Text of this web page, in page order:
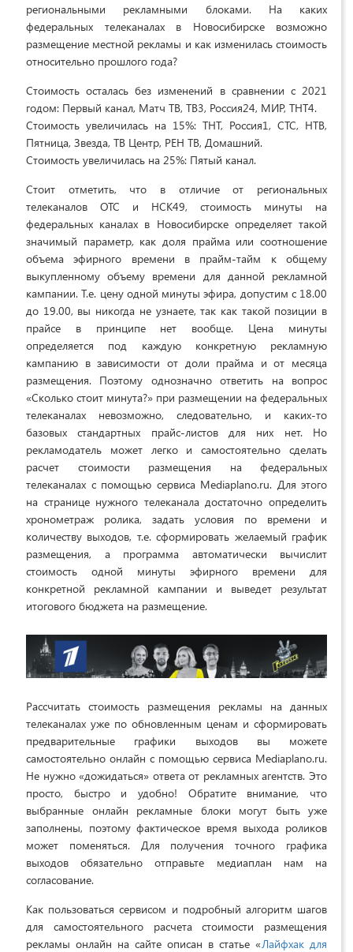
региональными рекламными блоками. На каких
федеральных телеканалах в Новосибирске возможно
размещение местной рекламы и как изменилась стоимость
относительно прошлого года?
Стоимость осталась без изменений в сравнении с 2021
годом: Первый канал, Матч ТВ, ТВ3, Россия24, МИР, ТНТ4.
Стоимость увеличилась на 15%: ТНТ, Россия1, СТС, НТВ,
Пятница, Звезда, ТВ Центр, РЕН ТВ, Домашний.
Стоимость увеличилась на 25%: Пятый канал.
Стоит отметить, что в отличие от региональных
телеканалов ОТС и НСК49, стоимость минуты на
федеральных каналах в Новосибирске определяет такой
значимый параметр, как доля прайма или соотношение
объема эфирного времени в прайм-тайм к общему
выкупленному объему времени для данной рекламной
кампании. Т.е. цену одной минуты эфира, допустим с 18.00
до 19.00, вы никогда не узнаете, так как такой позиции в
прайсе в принципе нет вообще. Цена минуты
определяется под каждую конкретную рекламную
кампанию в зависимости от доли прайма и от месяца
размещения. Поэтому однозначно ответить на вопрос
«Сколько стоит минута?» при размещении на федеральных
телеканалах невозможно, следовательно, и каких-то
базовых стандартных прайс-листов для них нет. Но
рекламодатель может легко и самостоятельно сделать
расчет стоимости размещения на федеральных
телеканалах с помощью сервиса Mediaplano.ru. Для этого
на странице нужного телеканала достаточно определить
хронометраж ролика, задать условия по времени и
количеству выходов, т.е. сформировать желаемый график
размещения, а программа автоматически вычислит
стоимость одной минуты эфирного времени для
конкретной рекламной кампании и выведет результат
итогового бюджета на размещение.
Рассчитать стоимость размещения рекламы на данных
телеканалах уже по обновленным ценам и сформировать
предварительные графики выходов вы можете
самостоятельно онлайн с помощью сервиса Mediaplano.ru.
Не нужно «дожидаться» ответа от рекламных агентств. Это
просто, быстро и удобно! Обратите внимание, что
выбранные онлайн рекламные блоки могут быть уже
заполнены, поэтому фактическое время выхода роликов
может поменяться. Для получения точного графика
выходов обязательно отправьте медиаплан нам на
согласование.
Как пользоваться сервисом и подробный алгоритм шагов
для самостоятельного расчета стоимости размещения
рекламы онлайн на сайте описан в статье «Лайфхак для